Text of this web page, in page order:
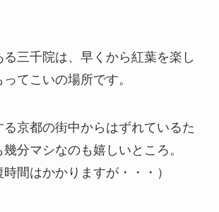
三千院は、早くから紅葉を楽し
てこいの場所です。
京都の街中からはずれているた
分マシなのも嬉しいところ。
時間はかかりますが・・・）